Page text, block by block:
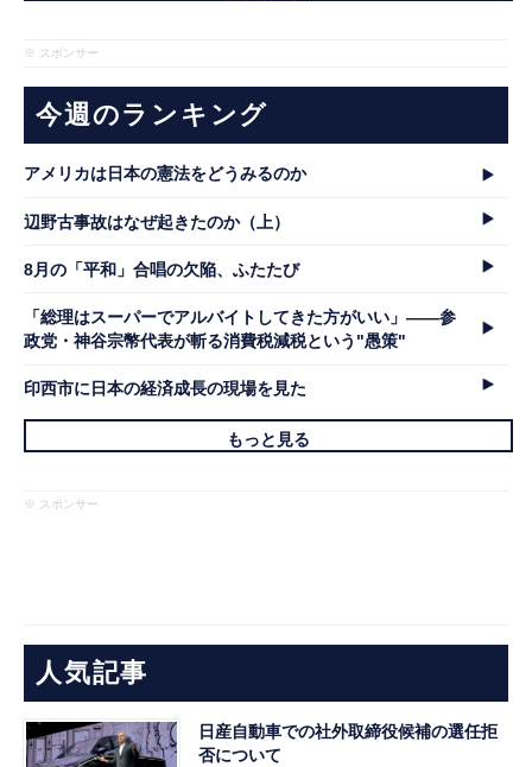
※ スポンサー
今週のランキング
アメリカは日本の憲法をどうみるのか
辺野古事故はなぜ起きたのか（上）
8月の「平和」合唱の欠陥、ふたたび
「総理はスーパーでアルバイトしてきた方がいい」――参
政党・神谷宗幣代表が斬る消費税減税という"愚策"
印西市に日本の経済成長の現場を見た
もっと見る
※ スポンサー
人気記事
日産自動車での社外取締役候補の選任拒
否について